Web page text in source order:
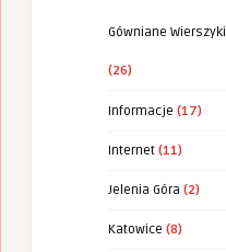
Gówniane Wierszyki
(26)
Informacje (17)
Internet (11)
Jelenia Góra (2)
Katowice (8)